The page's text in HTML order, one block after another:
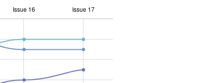
Issue 16 Issue 17